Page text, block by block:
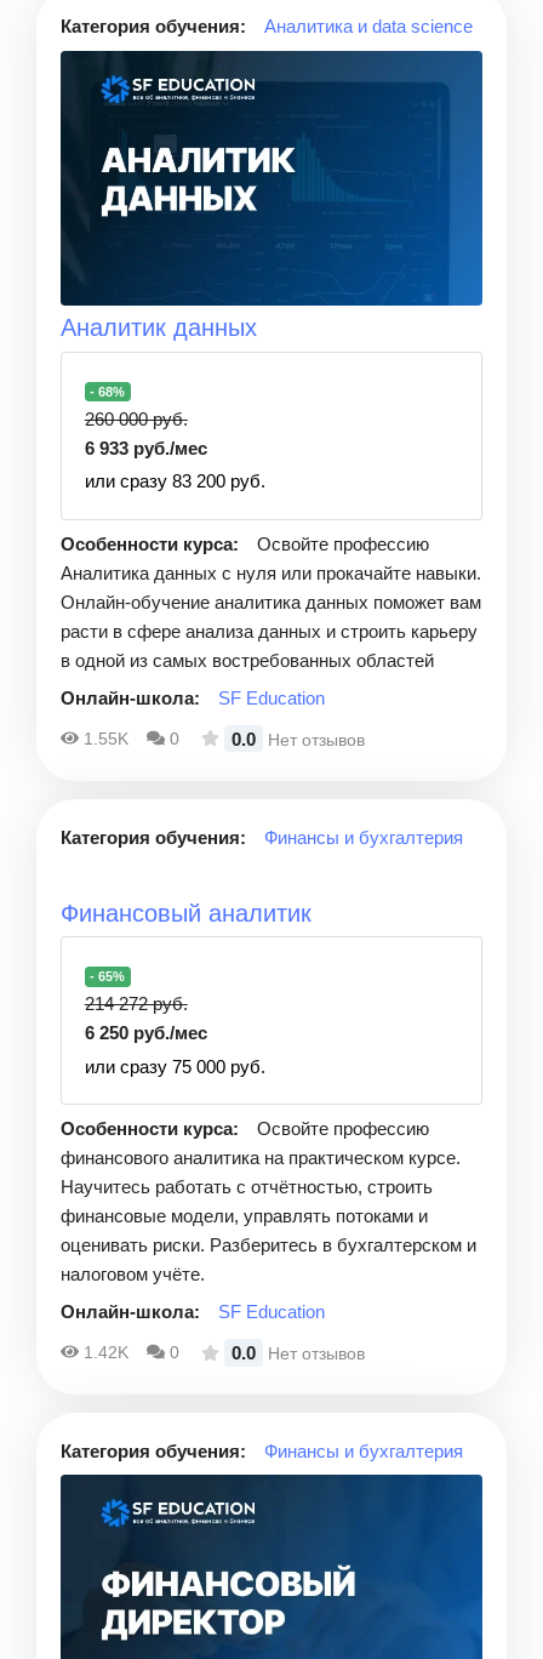
Категория обучения: Аналитика и data science
Аналитик данных
- 68%
260 000 руб.
6 933 руб./мес
или сразу 83 200 руб.
Особенности курса:
Освойте профессию
Аналитика данных с нуля или прокачайте навыки.
Онлайн-обучение аналитика данных поможет вам
расти в сфере анализа данных и строить карьеру
в одной из самых востребованных областей
Онлайн-школа:
SF Education
1.55K 0 0.0 Нет отзывов
Категория обучения: Финансы и бухгалтерия
Финансовый аналитик
- 65%
214 272 руб.
6 250 руб./мес
или сразу 75 000 руб.
Особенности курса:
Освойте профессию
финансового аналитика на практическом курсе.
Научитесь работать с отчётностью, строить
финансовые модели, управлять потоками и
оценивать риски. Разберитесь в бухгалтерском и
налоговом учёте.
Онлайн-школа:
SF Education
1.42K 0 0.0 Нет отзывов
Категория обучения: Финансы и бухгалтерия